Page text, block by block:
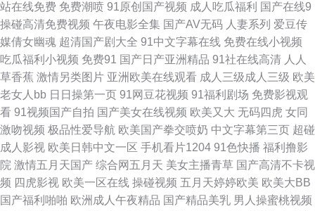
日韩AV一区 日韩精品网站 人人干人人操网 欧美丝袜性爱A片 免费黄色电影
网 欧美AⅤ视频 蜜桃无线传媒 欧美另类性 欧美AⅤ综合观看 欧美A片网址 欧
美乱轮另类 欧美插B欧美系列 美女黄视WW 玖玖第一页 巨乳福利导航 久久
超碰青 美日韩肏屄 美女影院 欧美极品15p 人妻人人草 欧美综合51 欧美人妖
肛交色情 欧美日韩国产91 欧美男女性生活 蜜桃影音 老司机日日夜夜 蜜桃三
四五区 欧美日韩群交 白丝91在线 福利夜导航 操人妖网 香蕉视频在线网站
站在线免费 免费潮喷 91原创国产视频 成人吃瓜福利 国产在线9
操碰高清免费视频 午夜电影全集 国产AV无码 人妻系列 爱豆传
媒倩女幽魂 超清国产剧大全 91中文字幕在线 免费在线小视频
吃瓜福利小视频 免费91 国产日产亚洲精品 91社在线高清 人人
草香蕉 激情另类图片 亚洲欧美在线观看 成人三级成人三级 欧美
老女人bb 日日操第一页 91网豆花视频 91福利剧场 免费影视观
看 91视频国产自拍 国产美女在线视频 欧美又大 无码四虎 女同
激吻视频 极品性爱导航 欧美国产拳交喷奶 中文字幕第三页 超碰
成人影视 欧美日韩中文一区 手机看片1204 91色快播 福利撸影
院 激情五月天国产 综合网五月天 美女主播青草 国产高清不卡视
频 四虎影视 欧美一区在线 操碰视频 五月天婷婷欧美 欧美大BB
国产福利啪啪 欧洲成人午夜精品 国产精品美乳 男人操蜜桃视频